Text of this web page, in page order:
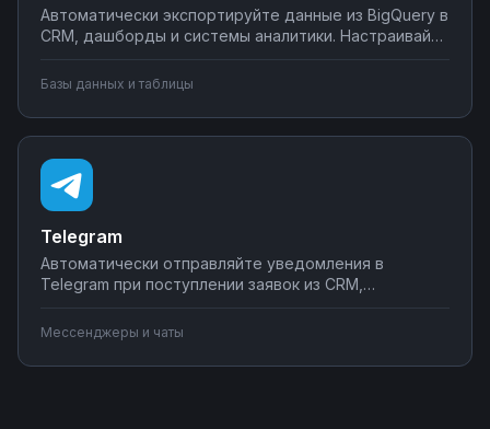
Автоматически экспортируйте данные из BigQuery в
CRM, дашборды и системы аналитики. Настраивайте
метрики с внешними сервисами, создавайте
Управляйте интеграциями BigQuery без SQL-
программирования.
Базы данных и таблицы
Telegram
Автоматически отправляйте уведомления в
Telegram при поступлении заявок из CRM,
запросов, синхронизируйте сообщения с системами
учета. Подключите мессенджер к вашим бизнес-
процессам через Nodul без программирования за
Мессенджеры и чаты